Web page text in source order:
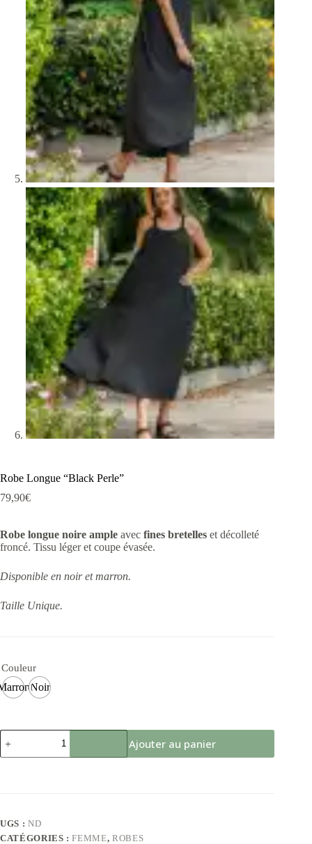
Robe Longue “Black Perle”
79,90€
Robe longue noire ample avec fines bretelles et décolleté
froncé. Tissu léger et coupe évasée.
Disponible en noir et marron.
Taille Unique.
Couleur
Noir
Ajouter au panier
UGS : ND
CATÉGORIES :FEMME,ROBES